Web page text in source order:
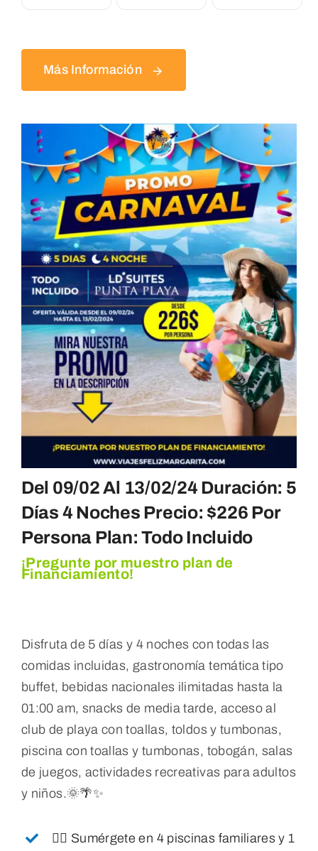
Más Información
Del 09/02 Al 13/02/24 Duración: 5
Días 4 Noches Precio: $226 Por
Persona Plan: Todo Incluido
¡Pregunte por muestro plan de
Financiamiento!
Disfruta de 5 días y 4 noches con todas las
comidas incluidas, gastronomía temática tipo
buffet, bebidas nacionales ilimitadas hasta la
01:00 am, snacks de media tarde, acceso al
club de playa con toallas, toldos y tumbonas,
piscina con toallas y tumbonas, tobogán, salas
de juegos, actividades recreativas para adultos
y niños.🌞🌴✨
🏊‍♂️ Sumérgete en 4 piscinas familiares y 1